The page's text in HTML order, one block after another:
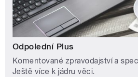
Odpolední Plus
Komentované zpravodajství a
Ještě více k jádru věci.